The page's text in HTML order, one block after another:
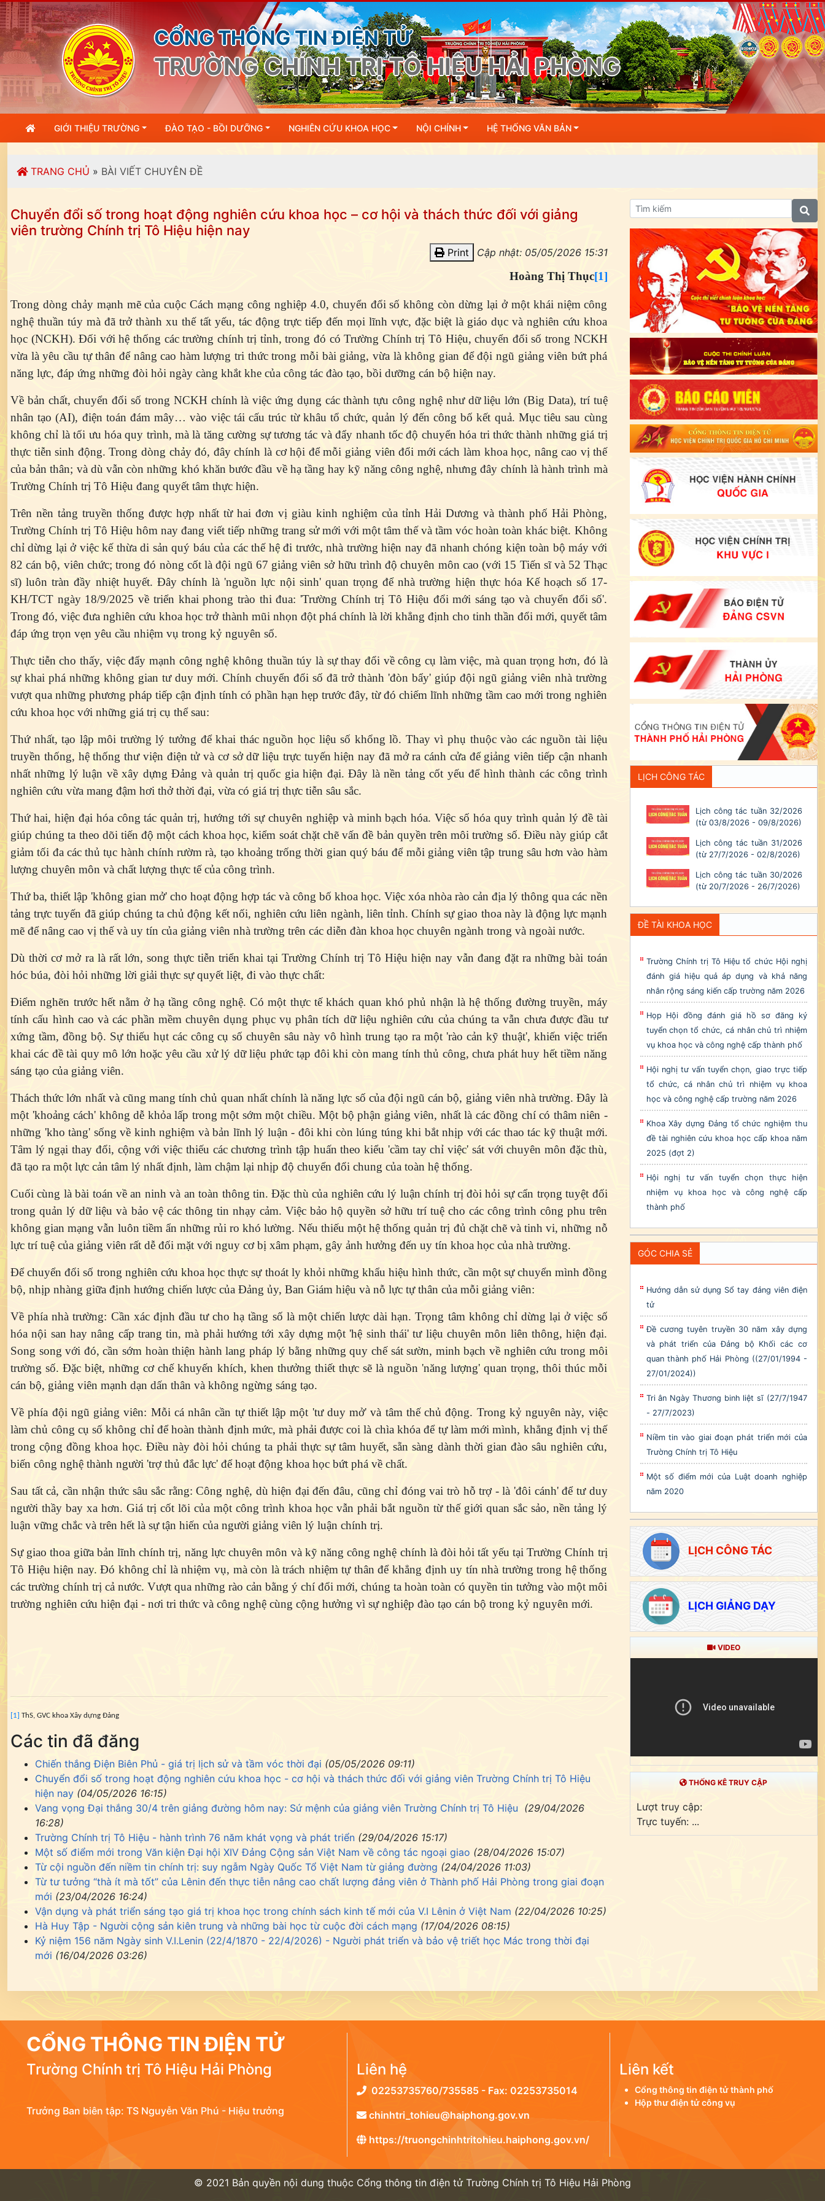
CỔNG THÔNG TIN ĐIỆN TỬ
TRƯỜNG CHÍNH TRỊ TÔ HIỆU HẢI PHÒNG
GIỚI THIỆU TRƯỜNG ĐÀO TẠO - BỒI DƯỠNG NGHIÊN CỨU KHOA HỌC NỘI CHÍNH HỆ THỐNG VĂN BẢN
TRANG CHỦ » BÀI VIẾT CHUYÊN ĐỀ
Chuyển đổi số trong hoạt động nghiên cứu khoa học – cơ hội và thách thức đối với giảng
viên trường Chính trị Tô Hiệu hiện nay
Print Cập nhật: 05/05/2026 15:31
Hoàng Thị Thục[1]
Trong dòng chảy mạnh mẽ của cuộc Cách mạng công nghiệp 4.0, chuyển đổi số không còn dừng lại ở một khái niệm công
nghệ thuần túy mà đã trở thành xu thế tất yếu, tác động trực tiếp đến mọi lĩnh vực, đặc biệt là giáo dục và nghiên cứu khoa
học (NCKH). Đối với hệ thống các trường chính trị tỉnh, trong đó có Trường Chính trị Tô Hiệu, chuyển đổi số trong NCKH
vừa là yêu cầu tự thân để nâng cao hàm lượng tri thức trong mỗi bài giảng, vừa là không gian để đội ngũ giảng viên bứt phá
năng lực, đáp ứng những đòi hỏi ngày càng khắt khe của công tác đào tạo, bồi dưỡng cán bộ hiện nay.
Về bản chất, chuyển đổi số trong NCKH chính là việc ứng dụng các thành tựu công nghệ như dữ liệu lớn (Big Data), trí tuệ
nhân tạo (AI), điện toán đám mây… vào việc tái cấu trúc từ khâu tổ chức, quản lý đến công bố kết quả. Mục tiêu sau cùng
không chỉ là tối ưu hóa quy trình, mà là tăng cường sự tương tác và đẩy nhanh tốc độ chuyển hóa tri thức thành những giá trị
thực tiễn sinh động. Trong dòng chảy đó, đây chính là cơ hội để mỗi giảng viên đổi mới cách làm khoa học, nâng cao vị thế
của bản thân; và dù vẫn còn những khó khăn bước đầu về hạ tầng hay kỹ năng công nghệ, nhưng đây chính là hành trình mà
Trường Chính trị Tô Hiệu đang quyết tâm thực hiện.
Trên nền tảng truyền thống được hợp nhất từ hai đơn vị giàu kinh nghiệm của tỉnh Hải Dương và thành phố Hải Phòng,
Trường Chính trị Tô Hiệu hôm nay đang viết tiếp những trang sử mới với một tâm thế và tầm vóc hoàn toàn khác biệt. Không
chỉ dừng lại ở việc kế thừa di sản quý báu của các thế hệ đi trước, nhà trường hiện nay đã nhanh chóng kiện toàn bộ máy với
82 cán bộ, viên chức; trong đó nòng cốt là đội ngũ 67 giảng viên sở hữu trình độ chuyên môn cao (với 15 Tiến sĩ và 52 Thạc
sĩ) luôn tràn đầy nhiệt huyết. Đây chính là 'nguồn lực nội sinh' quan trọng để nhà trường hiện thực hóa Kế hoạch số 17-
KH/TCT ngày 18/9/2025 về triển khai phong trào thi đua: 'Trường Chính trị Tô Hiệu đổi mới sáng tạo và chuyển đổi số'.
Trong đó, việc đưa nghiên cứu khoa học trở thành mũi nhọn đột phá chính là lời khẳng định cho tinh thần đổi mới, quyết tâm
đáp ứng trọn vẹn yêu cầu nhiệm vụ trong kỷ nguyên số.
Thực tiễn cho thấy, việc đẩy mạnh công nghệ không thuần túy là sự thay đổi về công cụ làm việc, mà quan trọng hơn, đó là
sự khai phá những không gian tư duy mới. Chính chuyển đổi số đã trở thành 'đòn bẩy' giúp đội ngũ giảng viên nhà trường
vượt qua những phương pháp tiếp cận định tính có phần hạn hẹp trước đây, từ đó chiếm lĩnh những tầm cao mới trong nghiên
cứu khoa học với những giá trị cụ thể sau:
Thứ nhất, tạo lập môi trường lý tưởng để khai thác nguồn học liệu số khổng lồ. Thay vì phụ thuộc vào các nguồn tài liệu
truyền thống, hệ thống thư viện điện tử và cơ sở dữ liệu trực tuyến hiện nay đã mở ra cánh cửa để giảng viên tiếp cận nhanh
nhất những lý luận về xây dựng Đảng và quản trị quốc gia hiện đại. Đây là nền tảng cốt yếu để hình thành các công trình
nghiên cứu vừa mang đậm hơi thở thời đại, vừa có giá trị thực tiễn sâu sắc.
Thứ hai, hiện đại hóa công tác quản trị, hướng tới sự chuyên nghiệp và minh bạch hóa. Việc số hóa quy trình quản lý đề tài
giúp chúng ta theo dõi tiến độ một cách khoa học, kiểm soát chặt chẽ vấn đề bản quyền trên môi trường số. Điều này giúp cắt
giảm tối đa các thủ tục hành chính rườm rà, tạo khoảng trống thời gian quý báu để mỗi giảng viên tập trung sâu hơn vào hàm
lượng chuyên môn và chất lượng thực tế của công trình.
Thứ ba, thiết lập 'không gian mở' cho hoạt động hợp tác và công bố khoa học. Việc xóa nhòa rào cản địa lý thông qua các nền
tảng trực tuyến đã giúp chúng ta chủ động kết nối, nghiên cứu liên ngành, liên tỉnh. Chính sự giao thoa này là động lực mạnh
mẽ để nâng cao vị thế và uy tín của giảng viên nhà trường trên các diễn đàn khoa học chuyên ngành trong và ngoài nước.
Dù thời cơ mở ra là rất lớn, song thực tiễn triển khai tại Trường Chính trị Tô Hiệu hiện nay vẫn đang đặt ra những bài toán
hóc búa, đòi hỏi những lời giải thực sự quyết liệt, đi vào thực chất:
Điểm nghẽn trước hết nằm ở hạ tầng công nghệ.Có một thực tế khách quan khó phủ nhận là hệ thống đường truyền, máy
tính cấu hình cao và các phần mềm chuyên dụng phục vụ phân tích dữ liệu nghiên cứu của chúng ta vẫn chưa được đầu tư
xứng tầm, đồng bộ. Sự thiếu hụt các công cụ số chuyên sâu này vô hình trung tạo ra một 'rào cản kỹ thuật', khiến việc triển
khai các đề tài quy mô lớn hoặc yêu cầu xử lý dữ liệu phức tạp đôi khi còn mang tính thủ công, chưa phát huy hết tiềm năng
sáng tạo của giảng viên.
Thách thức lớn nhất và cũng mang tính chủ quan nhất chính là năng lực số của đội ngũcán bộ, giảng viên nhà trường. Đây là
một 'khoảng cách' không dễ khỏa lấp trong một sớm một chiều. Một bộ phận giảng viên, nhất là các đồng chí có thâm niên -
những 'kho tàng' sống về kinh nghiệm và bản lĩnh lý luận - đôi khi còn lúng túng khi bắt nhịp với các thao tác kỹ thuật mới.
Tâm lý ngại thay đổi, cộng với việc thiếu các chương trình tập huấn theo kiểu 'cầm tay chỉ việc' sát với chuyên môn đặc thù,
đã tạo ra một lực cản tâm lý nhất định, làm chậm lại nhịp độ chuyển đổi chung của toàn hệ thống.
Cuối cùng là bài toán về an ninh và an toàn thông tin. Đặc thù của nghiên cứu lý luận chính trị đòi hỏi sự cẩn trọng tuyệt đối
trong quản lý dữ liệu và bảo vệ các thông tin nhạy cảm. Việc bảo hộ quyền sở hữu trí tuệ cho các công trình công phu trên
không gian mạng vẫn luôn tiềm ẩn những rủi ro khó lường. Nếu thiếu một hệ thống quản trị đủ chặt chẽ và tinh vi, những nỗ
lực trí tuệ của giảng viên rất dễ đối mặt với nguy cơ bị xâm phạm, gây ảnh hưởng đến uy tín khoa học của nhà trường.
Để chuyển đổi số trong nghiên cứu khoa học thực sự thoát ly khỏi những khẩu hiệu hình thức, cần một sự chuyển mình đồng
bộ, nhịp nhàng giữa định hướng chiến lược của Đảng ủy, Ban Giám hiệu và nỗ lực tự thân của mỗi giảng viên:
Về phía nhà trường: Cần xác định đầu tư cho hạ tầng số là một chiến lược dài hạn. Trọng tâm không chỉ dừng lại ở việc số
hóa nội san hay nâng cấp trang tin, mà phải hướng tới xây dựng một 'hệ sinh thái' tư liệu chuyên môn liên thông, hiện đại.
Song song với đó, cần sớm hoàn thiện hành lang pháp lý bằng những quy chế sát sườn, minh bạch về nghiên cứu trong môi
trường số. Đặc biệt, những cơ chế khuyến khích, khen thưởng thiết thực sẽ là nguồn 'năng lượng' quan trọng, thôi thúc mỗi
cán bộ, giảng viên mạnh dạn dấn thân và không ngừng sáng tạo.
Về phía đội ngũ giảng viên: Mỗi cá nhân cần tự thiết lập một 'tư duy mở' và tâm thế chủ động. Trong kỷ nguyên này, việc
làm chủ công cụ số không chỉ để hoàn thành định mức, mà phải được coi là chìa khóa để tự làm mới mình, khẳng định vị thế
trong cộng đồng khoa học. Điều này đòi hỏi chúng ta phải thực sự tâm huyết, sẵn sàng dành thời gian đào sâu nghiên cứu,
biến công nghệ thành người 'trợ thủ đắc lực' để hoạt động khoa học bứt phá về chất.
Sau tất cả, cần nhận thức sâu sắc rằng: Công nghệ, dù hiện đại đến đâu, cũng chỉ đóng vai trò hỗ trợ - là 'đôi cánh' để tư duy
người thầy bay xa hơn. Giá trị cốt lõi của một công trình khoa học vẫn phải bắt nguồn từ thế giới quan sắc sảo, nền tảng lý
luận vững chắc và trên hết là sự tận hiến của người giảng viên lý luận chính trị.
Sự giao thoa giữa bản lĩnh chính trị, năng lực chuyên môn và kỹ năng công nghệ chính là đòi hỏi tất yếu tại Trường Chính trị
Tô Hiệu hiện nay. Đó không chỉ là nhiệm vụ, mà còn là trách nhiệm tự thân để khẳng định uy tín nhà trường trong hệ thống
các trường chính trị cả nước. Vượt qua những rào cản bằng ý chí đổi mới, chúng ta hoàn toàn có quyền tin tưởng vào một môi
trường nghiên cứu hiện đại - nơi tri thức và công nghệ cùng cộng hưởng vì sự nghiệp đào tạo cán bộ trong kỷ nguyên mới.
[1] ThS, GVC khoa Xây dựng Đảng
Các tin đã đăng
Chiến thắng Điện Biên Phủ - giá trị lịch sử và tầm vóc thời đại (05/05/2026 09:11)
Chuyển đổi số trong hoạt động nghiên cứu khoa học - cơ hội và thách thức đối với giảng viên Trường Chính trị Tô Hiệu
hiện nay (04/05/2026 16:15)
Vang vọng Đại thắng 30/4 trên giảng đường hôm nay: Sứ mệnh của giảng viên Trường Chính trị Tô Hiệu (29/04/2026
16:28)
Trường Chính trị Tô Hiệu - hành trình 76 năm khát vọng và phát triển (29/04/2026 15:17)
Một số điểm mới trong Văn kiện Đại hội XIV Đảng Cộng sản Việt Nam về công tác ngoại giao (28/04/2026 15:07)
Từ cội nguồn đến niềm tin chính trị: suy ngẫm Ngày Quốc Tổ Việt Nam từ giảng đường (24/04/2026 11:03)
Từ tư tưởng “thà ít mà tốt” của Lênin đến thực tiễn nâng cao chất lượng đảng viên ở Thành phố Hải Phòng trong giai đoạn
mới (23/04/2026 16:24)
Vận dụng và phát triển sáng tạo giá trị khoa học trong chính sách kinh tế mới của V.I Lênin ở Việt Nam (22/04/2026 10:25)
Hà Huy Tập - Người cộng sản kiên trung và những bài học từ cuộc đời cách mạng (17/04/2026 08:15)
Kỷ niệm 156 năm Ngày sinh V.I.Lenin (22/4/1870 - 22/4/2026) - Người phát triển và bảo vệ triết học Mác trong thời đại
mới (16/04/2026 03:26)
LỊCH CÔNG TÁC
Lịch công tác tuần 32/2026
(từ 03/8/2026 - 09/8/2026)
Lịch công tác tuần 31/2026
(từ 27/7/2026 - 02/8/2026)
Lịch công tác tuần 30/2026
(từ 20/7/2026 - 26/7/2026)
ĐỀ TÀI KHOA HỌC
Trường Chính trị Tô Hiệu tổ chức Hội nghị
đánh giá hiệu quả áp dụng và khả năng
nhân rộng sáng kiến cấp trường năm 2026
Họp Hội đồng đánh giá hồ sơ đăng ký
tuyển chọn tổ chức, cá nhân chủ trì nhiệm
vụ khoa học và công nghệ cấp thành phố
Hội nghị tư vấn tuyển chọn, giao trực tiếp
tổ chức, cá nhân chủ trì nhiệm vụ khoa
học và công nghệ cấp trường năm 2026
Khoa Xây dựng Đảng tổ chức nghiệm thu
đề tài nghiên cứu khoa học cấp khoa năm
2025 (đợt 2)
Hội nghị tư vấn tuyển chọn thực hiện
nhiệm vụ khoa học và công nghệ cấp
thành phố
GÓC CHIA SẺ
Hướng dẫn sử dụng Sổ tay đảng viên điện
tử
Đề cương tuyên truyền 30 năm xây dựng
và phát triển của Đảng bộ Khối các cơ
quan thành phố Hải Phòng ((27/01/1994 -
27/01/2024))
Tri ân Ngày Thương binh liệt sĩ (27/7/1947
- 27/7/2023)
Niềm tin vào giai đoạn phát triển mới của
Trường Chính trị Tô Hiệu
Một số điểm mới của Luật doanh nghiệp
năm 2020
LỊCH CÔNG TÁC
LỊCH GIẢNG DẠY
VIDEO
THỐNG KÊ TRUY CẬP
Lượt truy cập:
Trực tuyến: ...
CỔNG THÔNG TIN ĐIỆN TỬ
Trường Chính trị Tô Hiệu Hải Phòng
Trưởng Ban biên tập: TS Nguyễn Văn Phú - Hiệu trưởng
Liên hệ
02253735760/735585 - Fax: 02253735014
chinhtri_tohieu@haiphong.gov.vn
https://truongchinhtritohieu.haiphong.gov.vn/
Liên kết
Cổng thông tin điện tử thành phố
Hộp thư điện tử công vụ
© 2021 Bản quyền nội dung thuộc Cổng thông tin điện tử Trường Chính trị Tô Hiệu Hải Phòng